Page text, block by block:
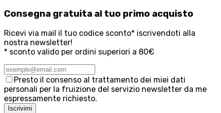
Consegna gratuita al tuo primo acquisto
Ricevi via mail il tuo codice sconto* iscrivendoti alla
nostra newsletter!
* sconto valido per ordini superiori a 80€
Presto il consenso al trattamento dei miei dati
personali per la fruizione del servizio newsletter da me
espressamente richiesto.
Iscrivimi